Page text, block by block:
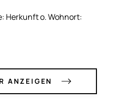
Herkunft o. Wohnort:
ANZEIGEN